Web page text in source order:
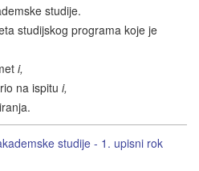
studije.
studijskog programa koje je
i,
na ispitu i,
studije - 1. upisni rok